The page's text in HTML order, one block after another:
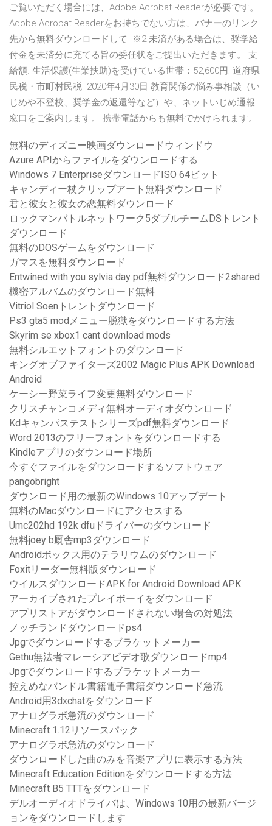
ご覧いただく場合には、Adobe Acrobat Readerが必要です。
Adobe Acrobat Readerをお持ちでない方は、バナーのリンク
先から無料ダウンロードして ※2 未済がある場合は、奨学給
付金を未済分に充てる旨の委任状をご提出いただきます。 支
給額. 生活保護(生業扶助)を受けている世帯：52,600円; 道府県
民税・市町村民税 2020年4月30日 教育関係の悩み事相談（い
じめや不登校、奨学金の返還等など）や、ネットいじめ通報
窓口をご案内します。 携帯電話からも無料でかけられます。
無料のディズニー映画ダウンロードウィンドウ
Azure APIからファイルをダウンロードする
Windows 7 EnterpriseダウンロードISO 64ビット
キャンディー杖クリップアート無料ダウンロード
君と彼女と彼女の恋無料ダウンロード
ロックマンバトルネットワーク5ダブルチームDSトレント
ダウンロード
無料のDOSゲームをダウンロード
ガマスを無料ダウンロード
Entwined with you sylvia day pdf無料ダウンロード2shared
機密アルバムのダウンロード無料
Vitriol Soenトレントダウンロード
Ps3 gta5 modメニュー脱獄をダウンロードする方法
Skyrim se xbox1 cant download mods
無料シルエットフォントのダウンロード
キングオブファイターズ2002 Magic Plus APK Download
Android
ケーシー野菜ライフ変更無料ダウンロード
クリスチャンコメディ無料オーディオダウンロード
Kdキャンパステストシリーズpdf無料ダウンロード
Word 2013のフリーフォントをダウンロードする
Kindleアプリのダウンロード場所
今すぐファイルをダウンロードするソフトウェア
pangobright
ダウンロード用の最新のWindows 10アップデート
無料のMacダウンロードにアクセスする
Umc202hd 192k dfuドライバーのダウンロード
無料joey b厩舎mp3ダウンロード
Androidボックス用のテラリウムのダウンロード
Foxitリーダー無料版ダウンロード
ウイルスダウンロードAPK for Android Download APK
アーカイブされたプレイボーイをダウンロード
アプリストアがダウンロードされない場合の対処法
ノッチランドダウンロードps4
Jpgでダウンロードするブラケットメーカー
Gethu無法者マレーシアビデオ歌ダウンロードmp4
Jpgでダウンロードするブラケットメーカー
控えめなバンドル書籍電子書籍ダウンロード急流
Android用3dxchatをダウンロード
アナログラボ急流のダウンロード
Minecraft 1.12リソースパック
アナログラボ急流のダウンロード
ダウンロードした曲のみを音楽アプリに表示する方法
Minecraft Education Editionをダウンロードする方法
Minecraft B5 TTTをダウンロード
デルオーディオドライバは、Windows 10用の最新バージ
ョンをダウンロードします